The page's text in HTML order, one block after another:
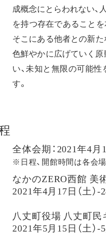
成概念にとらわれない、
を持つ存在であること
そこにある他者との新た
色鮮やかに広げていく原
い、未知と無限の可能
す。
全体会期：2021年4月
※日程、開館時間は各会
なかのZERO西館 美
2021年4月17日（土）
八丈町役場 八丈町民
2021年5月15日（土）-